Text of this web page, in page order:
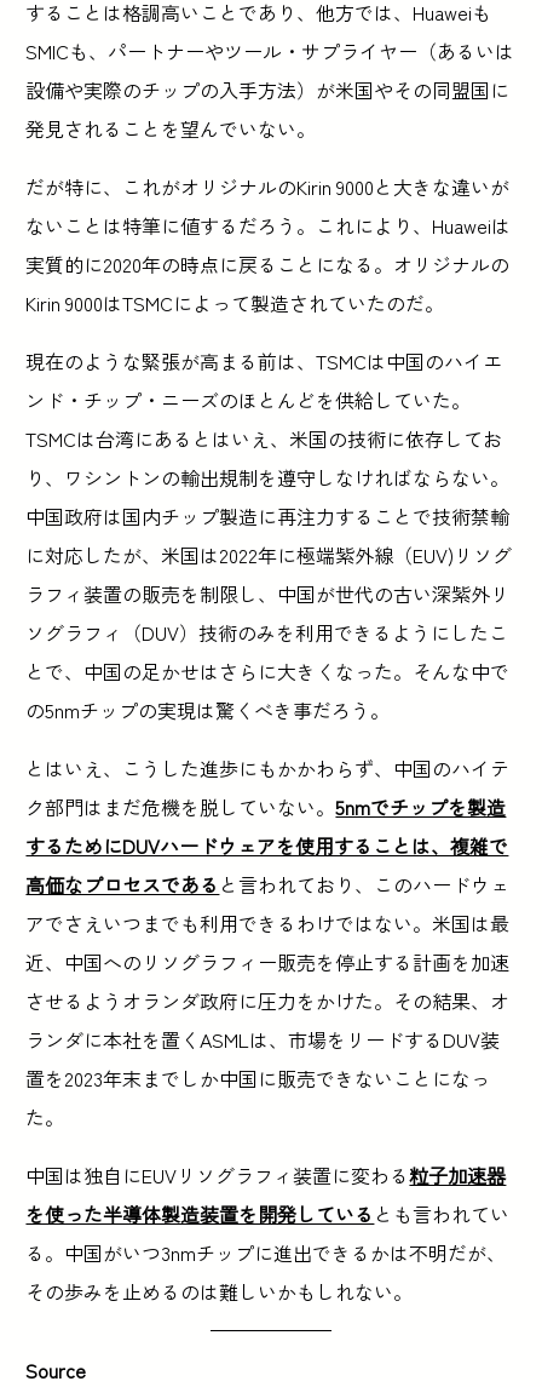
することは格調高いことであり、他方では、Huaweiも
SMICも、パートナーやツール・サプライヤー（あるいは
設備や実際のチップの入手方法）が米国やその同盟国に
発見されることを望んでいない。
だが特に、これがオリジナルのKirin 9000と大きな違いが
ないことは特筆に値するだろう。これにより、Huaweiは
実質的に2020年の時点に戻ることになる。オリジナルの
Kirin 9000はTSMCによって製造されていたのだ。
現在のような緊張が高まる前は、TSMCは中国のハイエ
ンド・チップ・ニーズのほとんどを供給していた。
TSMCは台湾にあるとはいえ、米国の技術に依存してお
り、ワシントンの輸出規制を遵守しなければならない。
中国政府は国内チップ製造に再注力することで技術禁輸
に対応したが、米国は2022年に極端紫外線（EUV)リソグ
ラフィ装置の販売を制限し、中国が世代の古い深紫外リ
ソグラフィ（DUV）技術のみを利用できるようにしたこ
とで、中国の足かせはさらに大きくなった。そんな中で
の5nmチップの実現は驚くべき事だろう。
とはいえ、こうした進歩にもかかわらず、中国のハイテ
ク部門はまだ危機を脱していない。5nmでチップを製造
するためにDUVハードウェアを使用することは、複雑で
高価なプロセスである と言われており、このハードウェ
アでさえいつまでも利用できるわけではない。米国は最
近、中国へのリソグラフィー販売を停止する計画を加速
させるようオランダ政府に圧力をかけた。その結果、オ
ランダに本社を置くASMLは、市場をリードするDUV装
置を2023年末までしか中国に販売できないことになっ
た。
中国は独自にEUVリソグラフィ装置に変わる粒子加速器
を使った半導体製造装置を開発している とも言われてい
る。中国がいつ3nmチップに進出できるかは不明だが、
その歩みを止めるのは難しいかもしれない。
Source